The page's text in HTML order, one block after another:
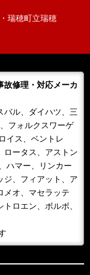
おります。ご購
届きました！！
けいたします。
ＡＭ１０：００
ます。緊急の場
瑞穂町立瑞穂
故修理・対応メーカ
バル、ダイハツ、三
フォルクスワーゲ
イス、ベントレ
ロータス、アストン
ハマー、リンカー
ジ、フィアット、ア
メオ、マセラッテ
ロエン、ボルボ、